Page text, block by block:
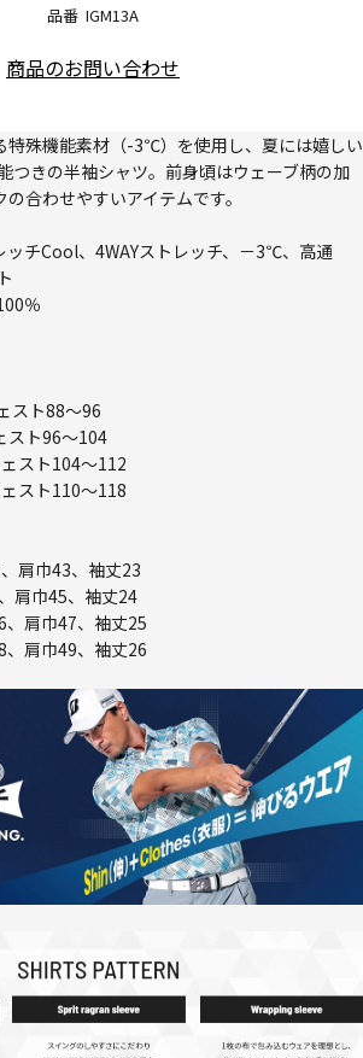
品番 IGM13A
商品のお問い合わせ
特殊機能素材（-3℃）を使用し、夏には嬉しい
つきの半袖シャツ。前身頃はウェーブ柄の加
合わせやすいアイテムです。
チCool、4WAYストレッチ、－3℃、高通
％
スト88～96
スト96～104
スト104～112
スト110～118
肩巾43、袖丈23
肩巾45、袖丈24
肩巾47、袖丈25
肩巾49、袖丈26